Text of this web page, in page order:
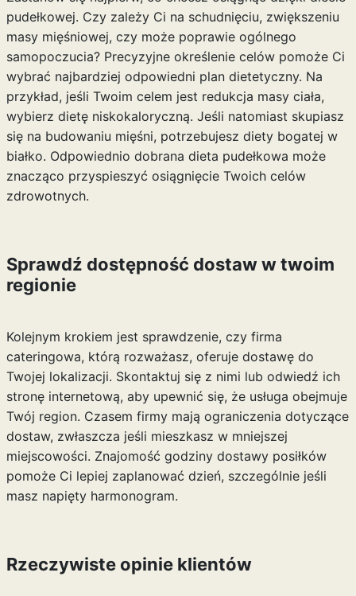
pudełkowej. Czy zależy Ci na schudnięciu, zwiększeniu
masy mięśniowej, czy może poprawie ogólnego
samopoczucia? Precyzyjne określenie celów pomoże Ci
wybrać najbardziej odpowiedni plan dietetyczny. Na
przykład, jeśli Twoim celem jest redukcja masy ciała,
wybierz dietę niskokaloryczną. Jeśli natomiast skupiasz
się na budowaniu mięśni, potrzebujesz diety bogatej w
białko. Odpowiednio dobrana dieta pudełkowa może
znacząco przyspieszyć osiągnięcie Twoich celów
zdrowotnych.
Sprawdź dostępność dostaw w twoim
regionie
Kolejnym krokiem jest sprawdzenie, czy firma
cateringowa, którą rozważasz, oferuje dostawę do
Twojej lokalizacji. Skontaktuj się z nimi lub odwiedź ich
stronę internetową, aby upewnić się, że usługa obejmuje
Twój region. Czasem firmy mają ograniczenia dotyczące
dostaw, zwłaszcza jeśli mieszkasz w mniejszej
miejscowości. Znajomość godziny dostawy posiłków
pomoże Ci lepiej zaplanować dzień, szczególnie jeśli
masz napięty harmonogram.
Rzeczywiste opinie klientów